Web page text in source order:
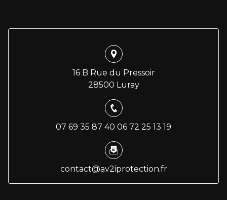
16 B Rue du Pressoir
28500 Luray
07 69 35 87 40 06 72 25 13 19
contact@av2iprotection.fr